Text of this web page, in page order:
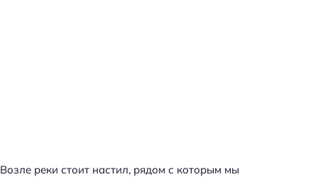
Возле реки стоит настил, рядом с которым мы